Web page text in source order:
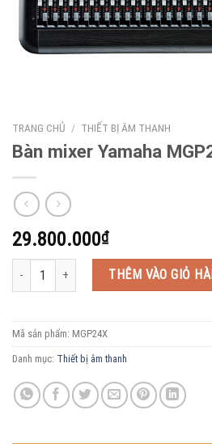
TRANG CHỦ / THIẾT BỊ ÂM THANH
Bàn mixer Yamaha
29.800.000₫
Bàn mixer Yamaha MGP24X số lượng
THÊM VÀO GIỎ
Mã sản phẩm: MGP24X
Danh mục: Thiết bị âm thanh